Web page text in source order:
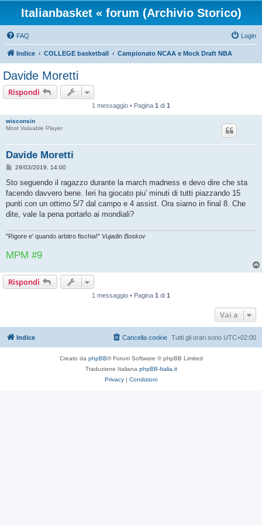
Italianbasket « forum (Archivio Storico)
FAQ Login
Indice COLLEGE basketball Campionato NCAA e Mock Draft NBA
Davide Moretti
Rispondi
1 messaggio • Pagina 1 di 1
wisconsin
Most Valuable Player
Davide Moretti
M
s
a
g
i
29/03/2019, 14:00
Sto seguendo il ragazzo durante la march madness e devo dire che sta
facendo davvero bene. Ieri ha giocato piu' minuti di tutti piazzando 15
punti con un ottimo 5/7 dal campo e 4 assist. Ora siamo in final 8. Che
dite, vale la pena portarlo ai mondiali?
"Rigore e' quando arbitro fischia!" Vujadin Boskov
MPM #9
Rispondi
1 messaggio • Pagina 1 di 1
Vai a
Indice Tutti gli orari sono UTC+02:00
Cancella cookie
Creato da phpBB® Forum Software © phpBB Limited
Traduzione Italiana phpBB-Italia.it
Privacy | Condizioni